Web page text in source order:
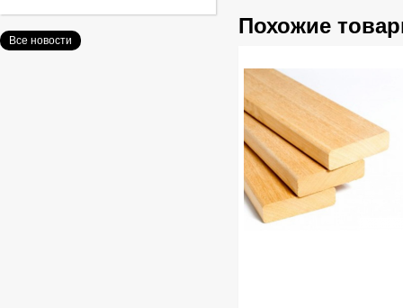
Похожие
Все новости